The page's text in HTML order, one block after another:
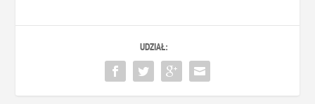
UDZIAŁ: